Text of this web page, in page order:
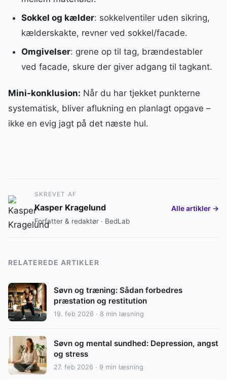
Sokkel og kælder: sokkelventiler uden sikring,
kælderskakte, revner ved sokkel/facade.
Omgivelser: grene op til tag, brændestabler
ved facade, skure der giver adgang til tagkant.
Mini-konklusion: Når du har tjekket punkterne
systematisk, bliver aflukning en planlagt opgave –
ikke en evig jagt på det næste hul.
SKREVET AF
Kasper Kragelund
Forfatter & redaktør · BedLab
Alle artikler →
RELATEREDE ARTIKLER
Søvn og træning: Sådan forbedres
præstation og restitution
19. feb 2026 · 8 min læsning
Søvn og mental sundhed: Depression, angst
og stress
27. feb 2026 · 9 min læsning